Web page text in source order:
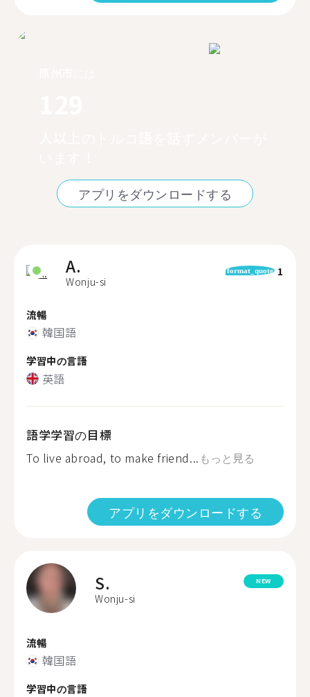
アプリをダウンロードする
A.
Wonju-si
format_quote 1
流暢
韓国語
学習中の言語
英語
語学学習の目標
To live abroad, to make friend... もっと見る
アプリをダウンロードする
S.
Wonju-si
NEW
流暢
韓国語
学習中の言語